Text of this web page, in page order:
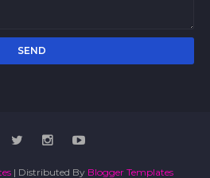
| Distributed By Blogger Templates